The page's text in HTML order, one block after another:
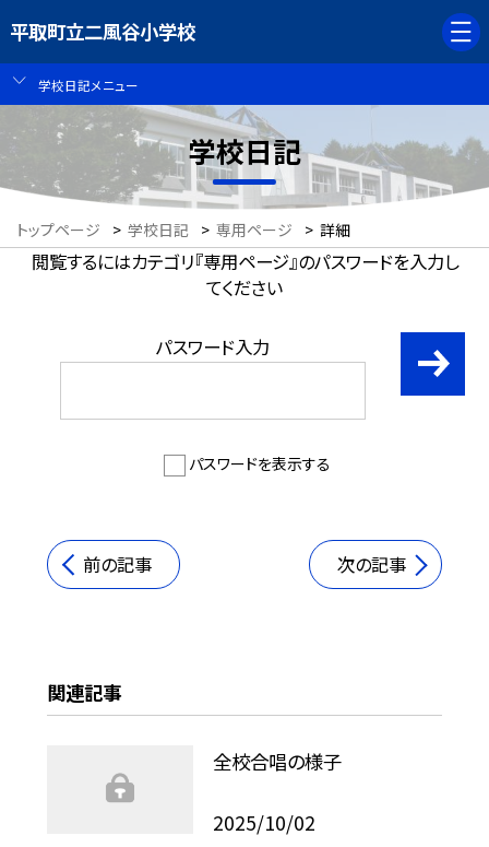
平取町立二風谷小学校
学校日記メニュー
学校日記
トップページ > 学校日記 > 専用ページ > 詳細
閲覧するにはカテゴリ『専用ページ』のパスワードを入力し
てください
パスワード入力
パスワードを表示する
前の記事 次の記事
関連記事
全校合唱の様子
2025/10/02